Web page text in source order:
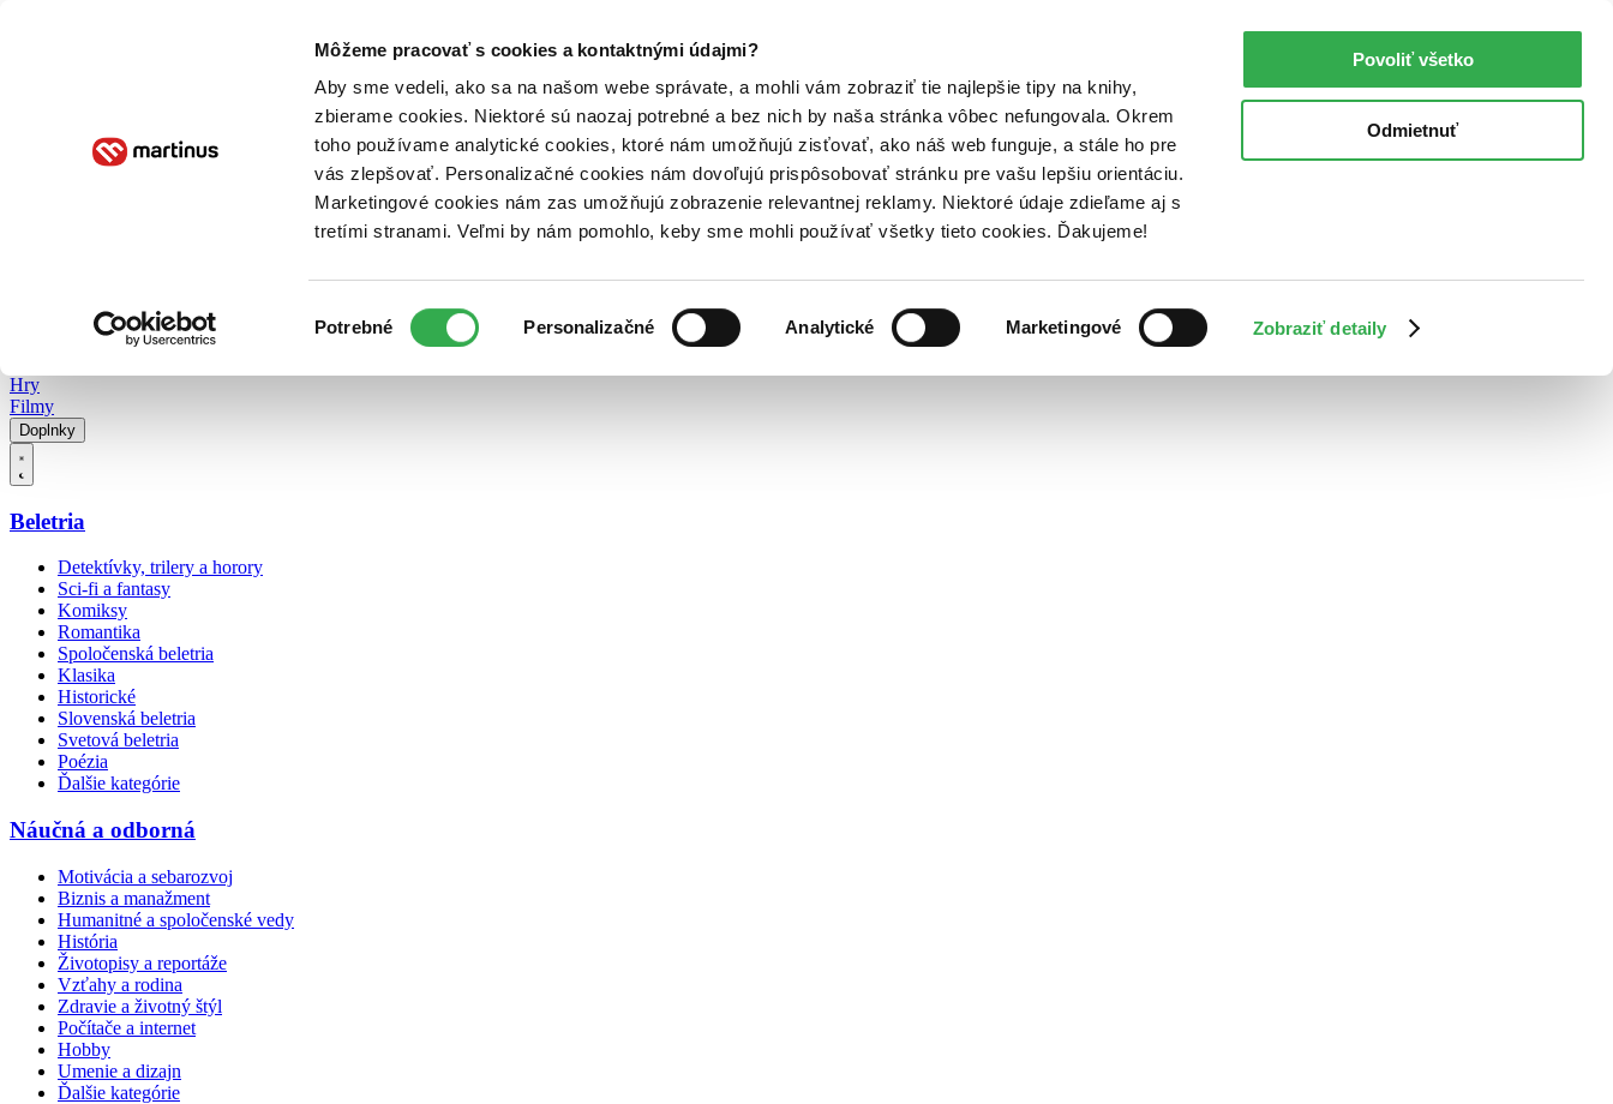
Môžeme pracovať s cookies a kontaktnými údajmi?
Aby sme vedeli, ako sa na našom webe správate, a mohli vám zobraziť tie najlepšie tipy na knihy,
zbierame cookies. Niektoré sú naozaj potrebné a bez nich by naša stránka vôbec nefungovala. Okrem
toho používame analytické cookies, ktoré nám umožňujú zisťovať, ako náš web funguje, a stále ho pre
vás zlepšovať. Personalizačné cookies nám dovoľujú prispôsobovať stránku pre vašu lepšiu orientáciu.
Marketingové cookies nám zas umožňujú zobrazenie relevantnej reklamy. Niektoré údaje zdieľame aj s
tretími stranami. Veľmi by nám pomohlo, keby sme mohli používať všetky tieto cookies. Ďakujeme!
súhlasu
Potrebné Personalizačné Analytické Marketingové Zobraziť detaily
Povoliť všetko
Odmietnuť
Poukážky Kontakt
Hry
Filmy
Doplnky
Beletria
Detektívky, trilery a horory
Sci-fi a fantasy
Komiksy
Romantika
Spoločenská beletria
Klasika
Historické
Slovenská beletria
Svetová beletria
Poézia
Ďalšie kategórie
Náučná a odborná
Motivácia a sebarozvoj
Biznis a manažment
Humanitné a spoločenské vedy
História
Životopisy a reportáže
Vzťahy a rodina
Zdravie a životný štýl
Počítače a internet
Hobby
Umenie a dizajn
Ďalšie kategórie